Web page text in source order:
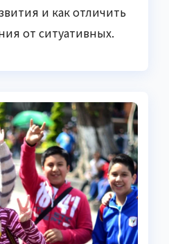
и как отличить
от ситуативных.